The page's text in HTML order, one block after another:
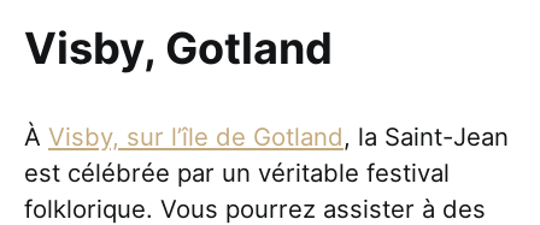
Visby, Gotland
À Visby, sur l’île de Gotland, la Saint-Jean
est célébrée par un véritable festival
folklorique. Vous pourrez assister à des